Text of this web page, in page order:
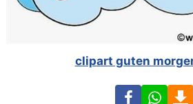
clipart guten
Facebook